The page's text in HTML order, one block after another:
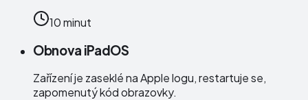
10 minut
Obnova iPadOS
Zařízení je zaseklé na Apple logu, restartuje se,
zapomenutý kód obrazovky.